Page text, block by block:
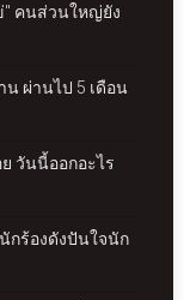
" คนส่วนใหญ่ยัง
ผ่านไป 5 เดือน
วันนี้ออกอะไร
กร้องดังปันใจนัก